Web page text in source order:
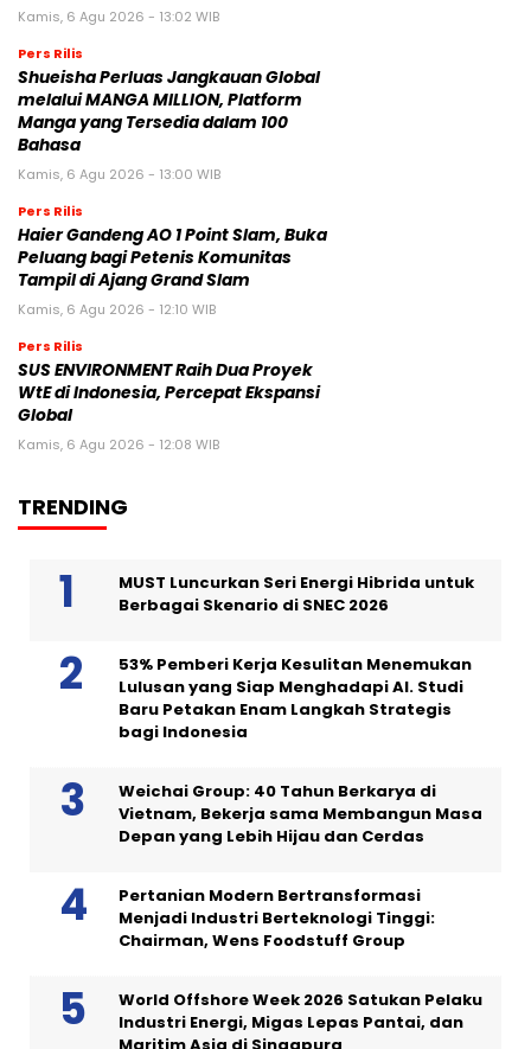
Kamis, 6 Agu 2026 - 13:02 WIB
Pers Rilis
Shueisha Perluas Jangkauan Global
melalui MANGA MILLION, Platform
Manga yang Tersedia dalam 100
Bahasa
Kamis, 6 Agu 2026 - 13:00 WIB
Pers Rilis
Haier Gandeng AO 1 Point Slam, Buka
Peluang bagi Petenis Komunitas
Tampil di Ajang Grand Slam
Kamis, 6 Agu 2026 - 12:10 WIB
Pers Rilis
SUS ENVIRONMENT Raih Dua Proyek
WtE di Indonesia, Percepat Ekspansi
Global
Kamis, 6 Agu 2026 - 12:08 WIB
TRENDING
MUST Luncurkan Seri Energi Hibrida untuk
Berbagai Skenario di SNEC 2026
53% Pemberi Kerja Kesulitan Menemukan
Lulusan yang Siap Menghadapi AI. Studi
Baru Petakan Enam Langkah Strategis
bagi Indonesia
Weichai Group: 40 Tahun Berkarya di
Vietnam, Bekerja sama Membangun Masa
Depan yang Lebih Hijau dan Cerdas
Pertanian Modern Bertransformasi
Menjadi Industri Berteknologi Tinggi:
Chairman, Wens Foodstuff Group
World Offshore Week 2026 Satukan Pelaku
Industri Energi, Migas Lepas Pantai, dan